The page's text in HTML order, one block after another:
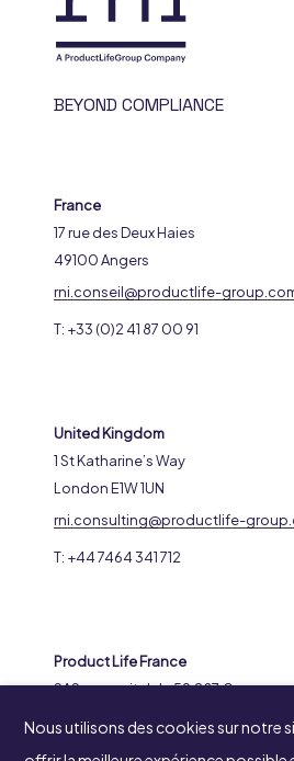
BEYOND COMPLIANCE
France
17 rue des Deux Haies
49100 Angers
rni.conseil@productlife-
T: +33 (0)2 41 87 00 91
United Kingdom
1 St Katharine’s Way
London E1W 1UN
rni.consulting@productlife-
T: +44 7464 341 712
Product Life France
SAS au capital de 59.287 €
Nous utilisons des cookies sur notre